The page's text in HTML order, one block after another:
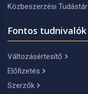
Közbeszerzési Tudástár
Fontos tudnivalók
Változásértesítő
Előfizetés
Szerzők